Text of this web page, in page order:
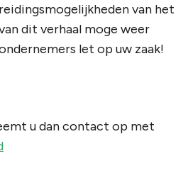
van het
dit verhaal moge weer
let op uw zaak!
u dan contact op met